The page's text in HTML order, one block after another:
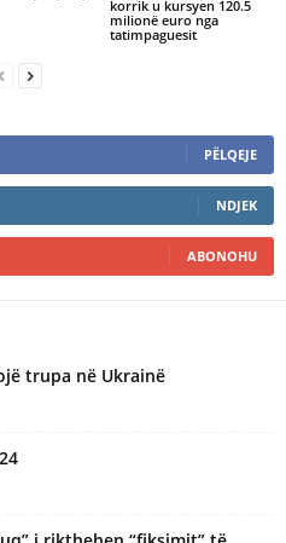
korrik u kursyen 120.5
milionë euro nga
tatimpaguesit
PËLQEJE
NDJEK
ABONOHU
trupa në Ukrainë